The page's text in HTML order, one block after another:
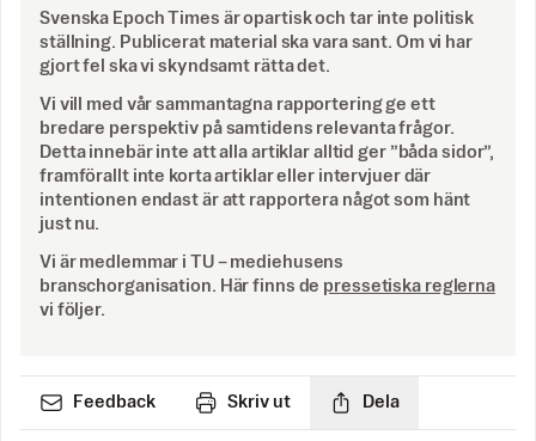
Svenska Epoch Times är opartisk och tar inte politisk
ställning. Publicerat material ska vara sant. Om vi har
gjort fel ska vi skyndsamt rätta det.
Vi vill med vår sammantagna rapportering ge ett
bredare perspektiv på samtidens relevanta frågor.
Detta innebär inte att alla artiklar alltid ger ”båda sidor”,
framförallt inte korta artiklar eller intervjuer där
intentionen endast är att rapportera något som hänt
just nu.
Vi är medlemmar i TU – mediehusens
branschorganisation. Här finns de pressetiska reglerna
vi följer.
Feedback Skriv ut Dela